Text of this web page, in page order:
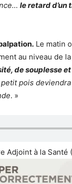
le retard d’un
Le matin
au niveau de
de souplesse
pois
. »
Adjoint à la Santé